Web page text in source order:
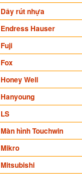
Dây rút nhựa
Endress Hauser
Fuji
Fox
Honey Well
Hanyoung
LS
Màn hình Touchwin
Mikro
Mitsubishi